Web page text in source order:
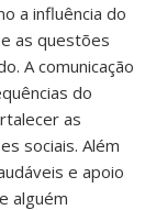
a influência do
as questões
A comunicação
do
as
sociais. Além
e apoio
alguém